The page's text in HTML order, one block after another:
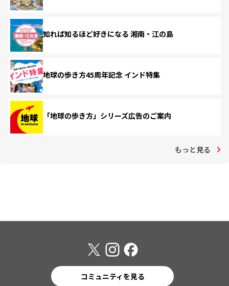
知れば知るほど好きになる 湘南・江の島
地球の歩き方45周年記念 インド特集
「地球の歩き方」シリーズ広告のご案内
もっと見る
コミュニティを見る